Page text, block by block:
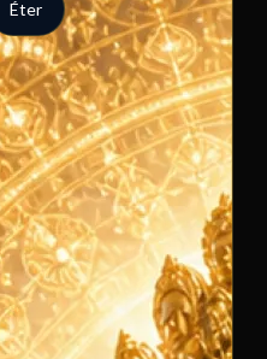
Éter